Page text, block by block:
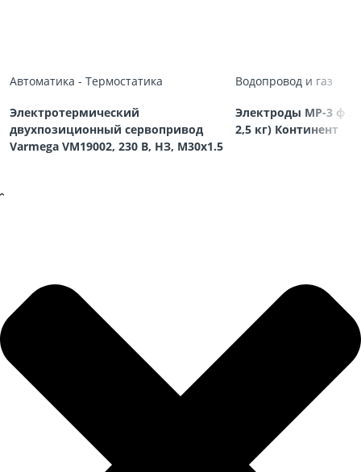
Автоматика - Термостатика
Электротермический
двухпозиционный сервопривод
Varmega VM19002, 230 В, НЗ, M30х1.5
Водопровод и газ
Электроды МР-3 ф
2,5 кг) Континент